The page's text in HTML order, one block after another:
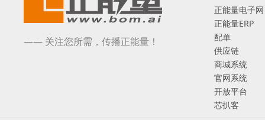
—— 关注您所需，传播正能量！
正能量电子网
正能量ERP
配单
供应链
商城系统
官网系统
开放平台
芯扒客